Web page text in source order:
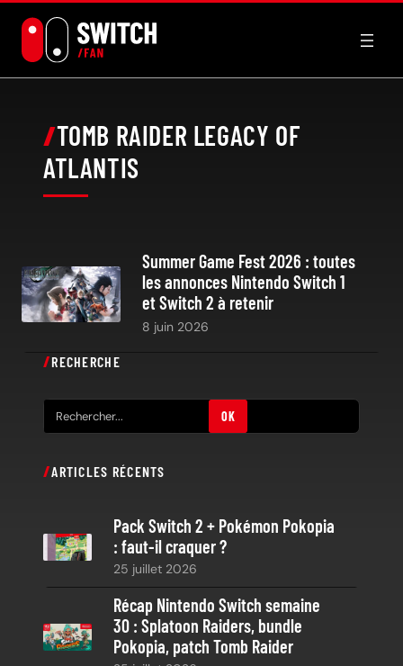
contenu
TOMB RAIDER LEGACY OF
ATLANTIS
Summer Game Fest 2026 : toutes
les annonces Nintendo Switch 1
et Switch 2 à retenir
8 juin 2026
RECHERCHE
e
h
OK
ARTICLES RÉCENTS
Pack Switch 2 + Pokémon Pokopia
: faut-il craquer ?
25 juillet 2026
Récap Nintendo Switch semaine
30 : Splatoon Raiders, bundle
Pokopia, patch Tomb Raider